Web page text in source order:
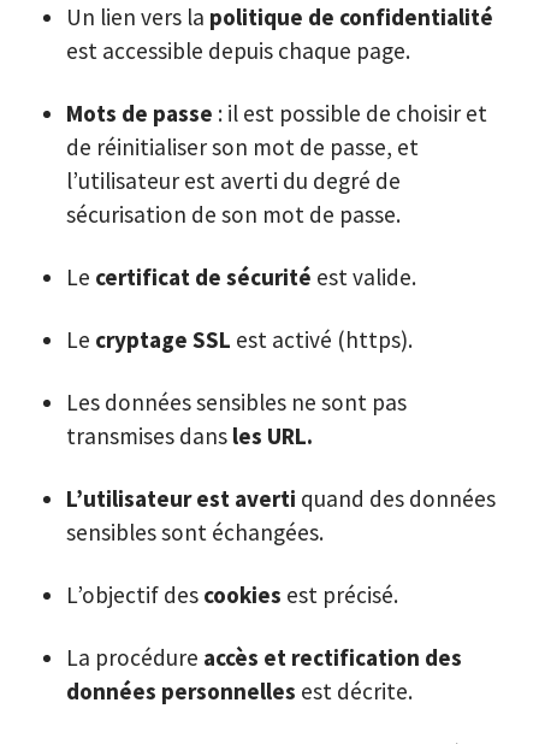
Un lien vers la politique de confidentialité
est accessible depuis chaque page.
Mots de passe : il est possible de choisir et
de réinitialiser son mot de passe, et
l’utilisateur est averti du degré de
sécurisation de son mot de passe.
Le certificat de sécurité est valide.
Le cryptage SSL est activé (https).
Les données sensibles ne sont pas
transmises dans les URL.
L’utilisateur est averti quand des données
sensibles sont échangées.
L’objectif des cookies est précisé.
La procédure accès et rectification des
données personnelles est décrite.